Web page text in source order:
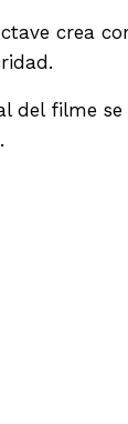
crea
del filme